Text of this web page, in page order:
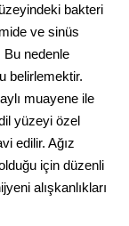
bakteri
ve sinüs
Bu nedenle
belirlemektir.
muayene ile
yüzeyi özel
edilir. Ağız
için düzenli
alışkanlıkları